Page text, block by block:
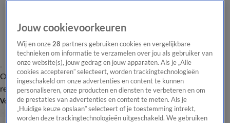
Overzicht Laatste nieuws Regionieuws Het beste van Hart
Tip de
redactie
Volg Hart van Nederland
Jouw cookievoorkeuren
Wij en onze28 partners gebruiken cookies en vergelijkbare
technieken om informatie te verzamelen over jou als gebruiker van
onze website(s), jouw gedrag en jouw apparaten. Als je „Alle
cookies accepteren” selecteert, worden trackingtechnologieën
ingeschakeld om onze advertenties en content te kunnen
personaliseren, onze producten en diensten te verbeteren en om
de prestaties van advertenties en content te meten. Als je
„Huidige keuze opslaan” selecteert of je toestemming intrekt,
worden deze trackingtechnologieën uitgeschakeld. We gebruiken